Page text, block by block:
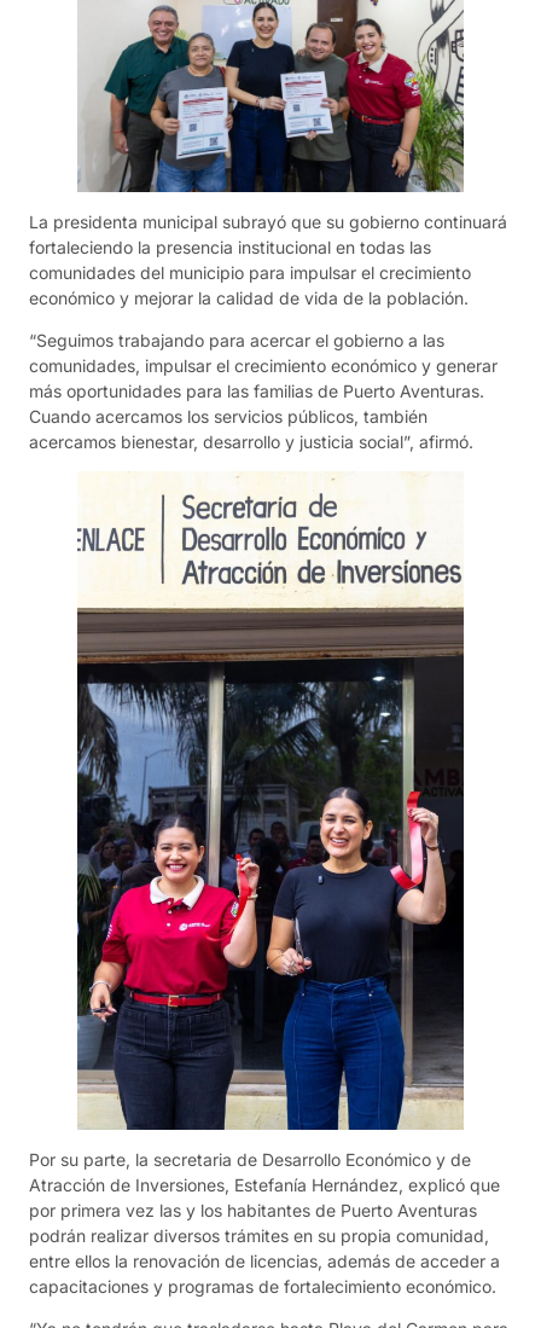
La presidenta municipal subrayó que su gobierno continuará
fortaleciendo la presencia institucional en todas las
comunidades del municipio para impulsar el crecimiento
económico y mejorar la calidad de vida de la población.
“Seguimos trabajando para acercar el gobierno a las
comunidades, impulsar el crecimiento económico y generar
más oportunidades para las familias de Puerto Aventuras.
Cuando acercamos los servicios públicos, también
acercamos bienestar, desarrollo y justicia social”, afirmó.
Por su parte, la secretaria de Desarrollo Económico y de
Atracción de Inversiones, Estefanía Hernández, explicó que
por primera vez las y los habitantes de Puerto Aventuras
podrán realizar diversos trámites en su propia comunidad,
entre ellos la renovación de licencias, además de acceder a
capacitaciones y programas de fortalecimiento económico.